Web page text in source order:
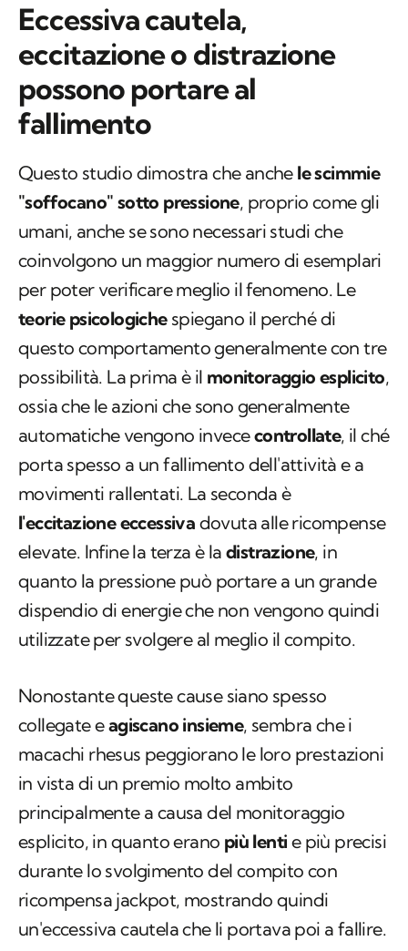
Eccessiva cautela,
eccitazione o distrazione
possono portare al
fallimento
Questo studio dimostra che anche le scimmie
"soffocano" sotto pressione, proprio come gli
umani, anche se sono necessari studi che
coinvolgono un maggior numero di esemplari
per poter verificare meglio il fenomeno. Le
teorie psicologichespiegano il perché di
questo comportamento generalmente con tre
possibilità. La prima è il monitoraggio esplicito,
ossia che le azioni che sono generalmente
automatiche vengono invececontrollate, il ché
porta spesso a un fallimento dell'attività e a
movimenti rallentati. La seconda è
l'eccitazione eccessiva dovuta alle ricompense
elevate. Infine la terza è la distrazione, in
quanto la pressione può portare a un grande
dispendio di energie che non vengono quindi
utilizzate per svolgere al meglio il compito.
Nonostante queste cause siano spesso
collegate eagiscano insieme, sembra che i
macachi rhesus peggiorano le loro prestazioni
in vista di un premio molto ambito
principalmente a causa del monitoraggio
esplicito, in quanto erano più lenti e più precisi
durante lo svolgimento del compito con
ricompensa jackpot, mostrando quindi
un'eccessiva cautela che li portava poi a fallire.